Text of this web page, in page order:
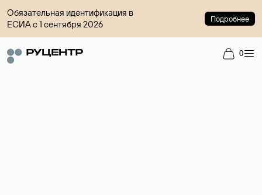
Обязательная идентификация в
ЕСИА с 1 сентября 2026
Подробнее
0